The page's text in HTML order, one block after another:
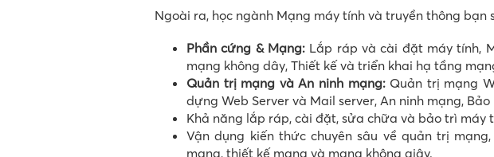
Ngoài ra, học ngành Mạng máy tính và truyền thông bạn
Phần cứng & Mạng: Lắp ráp và cài đặt máy tính,
mạng không dây, Thiết kế và triển khai hạ tầng
Quản trị mạng và An ninh mạng:Quản trị mạng
dựng Web Server và Mail server, An ninh mạng,
Khả năng lắp ráp, cài đặt, sửa chữa và bảo trì máy
Vận dụng kiến thức chuyên sâu về quản trị
mạng, thiết kế mạng và mạng không giây.